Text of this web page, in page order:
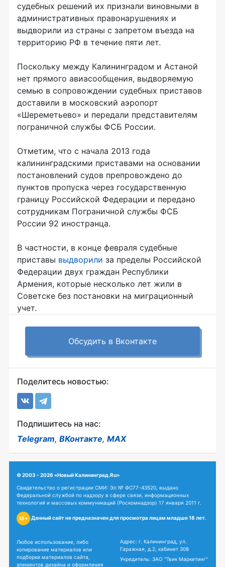
судебных решений их признали виновными в
административных правонарушениях и
выдворили из страны с запретом въезда на
территорию РФ в течение пяти лет.
Поскольку между Калининградом и Астаной
нет прямого авиасообщения, выдворяемую
семью в сопровождении судебных приставов
доставили в московский аэропорт
«Шереметьево» и передали представителям
пограничной службы ФСБ России.
Отметим, что с начала 2013 года
калининградскими приставами на основании
постановлений судов препровождено до
пунктов пропуска через государственную
границу Российской Федерации и передано
сотрудникам Пограничной службы ФСБ
России 92 иностранца.
В частности, в конце февраля судебные
приставы выдворили за пределы Российской
Федерации двух граждан Республики
Армения, которые несколько лет жили в
Советске без постановки на миграционный
учет.
Обсудить в Вконтакте
Поделитесь новостью:
Подпишитесь на нас:
Telegram, ВКонтакте, MAX
© 2003 - 2026 «Новый Калининград.Ru»
Свидетельство о регистрации СМИ: Эл № ФС77-43520, выдано
Федеральной службой по надзору в сфере связи, информационных
технологий и массовых коммуникаций (Роскомнадзор) 17 января 2011 г.
18+ Данный сайт не предназначен для просмотра лицам младше 18 лет.
Любое использование, либо
копирование материалов или
подборки материалов сайта,
элементов дизайна и оформления
Адрес: г. Калининград, ул.
Гаражная, д.2, кабинет 308
Учредитель: ЗАО "Твик Маркетинг"